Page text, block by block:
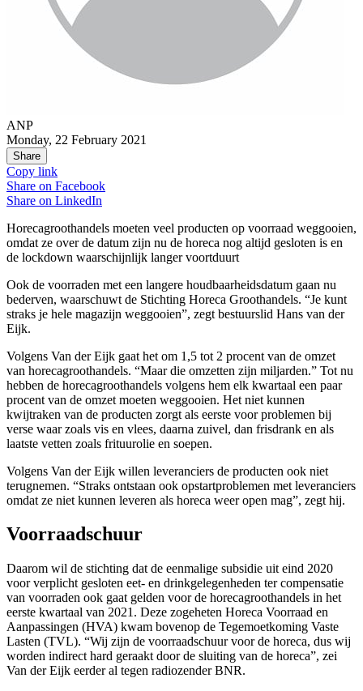
ANP
Monday, 22 February 2021
Share
Copy link
Share on Facebook
Share on LinkedIn
Horecagroothandels moeten veel producten op voorraad weggooien,
omdat ze over de datum zijn nu de horeca nog altijd gesloten is en
de lockdown waarschijnlijk langer voortduurt
Ook de voorraden met een langere houdbaarheidsdatum gaan nu
bederven, waarschuwt de Stichting Horeca Groothandels. “Je kunt
straks je hele magazijn weggooien”, zegt bestuurslid Hans van der
Eijk.
Volgens Van der Eijk gaat het om 1,5 tot 2 procent van de omzet
van horecagroothandels. “Maar die omzetten zijn miljarden.” Tot nu
hebben de horecagroothandels volgens hem elk kwartaal een paar
procent van de omzet moeten weggooien. Het niet kunnen
kwijtraken van de producten zorgt als eerste voor problemen bij
verse waar zoals vis en vlees, daarna zuivel, dan frisdrank en als
laatste vetten zoals frituurolie en soepen.
Volgens Van der Eijk willen leveranciers de producten ook niet
terugnemen. “Straks ontstaan ook opstartproblemen met leveranciers
omdat ze niet kunnen leveren als horeca weer open mag”, zegt hij.
Voorraadschuur
Daarom wil de stichting dat de eenmalige subsidie uit eind 2020
voor verplicht gesloten eet- en drinkgelegenheden ter compensatie
van voorraden ook gaat gelden voor de horecagroothandels in het
eerste kwartaal van 2021. Deze zogeheten Horeca Voorraad en
Aanpassingen (HVA) kwam bovenop de Tegemoetkoming Vaste
Lasten (TVL). “Wij zijn de voorraadschuur voor de horeca, dus wij
worden indirect hard geraakt door de sluiting van de horeca”, zei
Van der Eijk eerder al tegen radiozender BNR.